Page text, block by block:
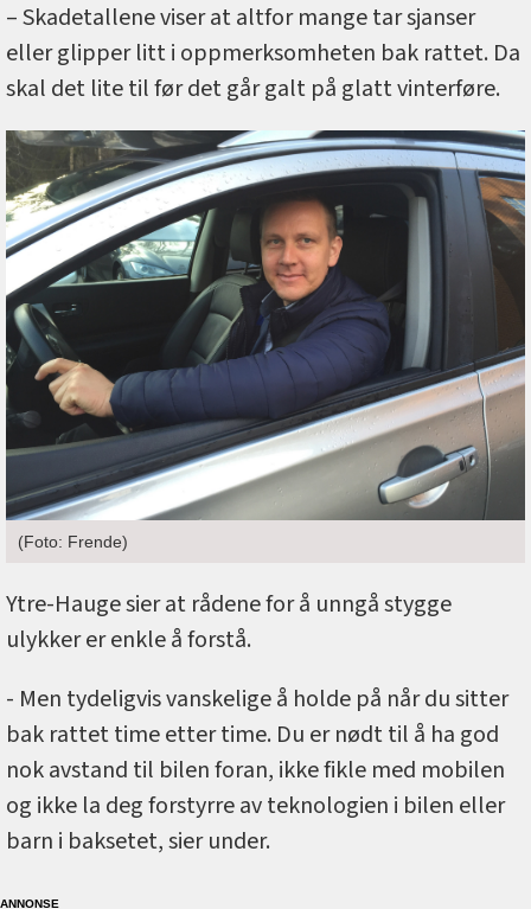
– Skadetallene viser at altfor mange tar sjanser
eller glipper litt i oppmerksomheten bak rattet. Da
skal det lite til før det går galt på glatt vinterføre.
(Foto: Frende)
Ytre-Hauge sier at rådene for å unngå stygge
ulykker er enkle å forstå.
- Men tydeligvis vanskelige å holde på når du sitter
bak rattet time etter time. Du er nødt til å ha god
nok avstand til bilen foran, ikke fikle med mobilen
og ikke la deg forstyrre av teknologien i bilen eller
barn i baksetet, sier under.